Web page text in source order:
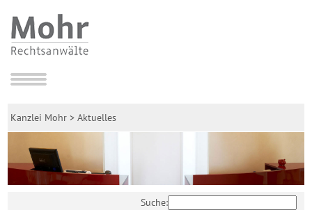
Kanzlei Mohr >Aktuelles
Suche: